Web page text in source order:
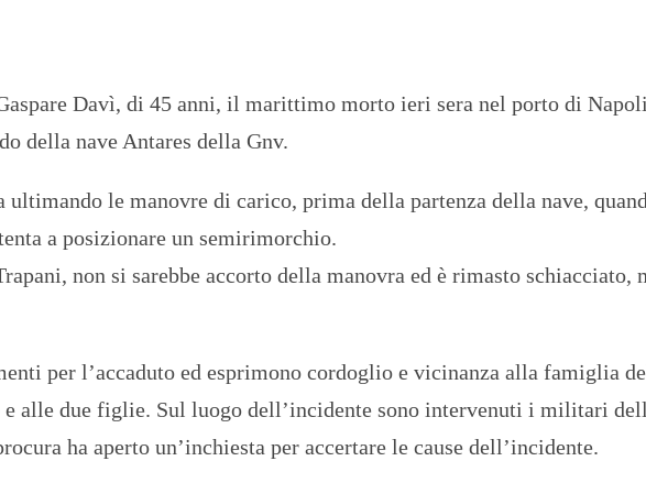
N
H
S
E
R
R
A
E
Davì, di 45 anni, il marittimo morto ieri sera nel porto di
della nave Antares della Gnv.
le manovre di carico, prima della partenza della nave,
a posizionare un semirimorchio.
non si sarebbe accorto della manovra ed è rimasto schiacciato,
per l’accaduto ed esprimono cordoglio e vicinanza alla famiglia
alle due figlie. Sul luogo dell’incidente sono intervenuti i militari
ha aperto un’inchiesta per accertare le cause dell’incidente.